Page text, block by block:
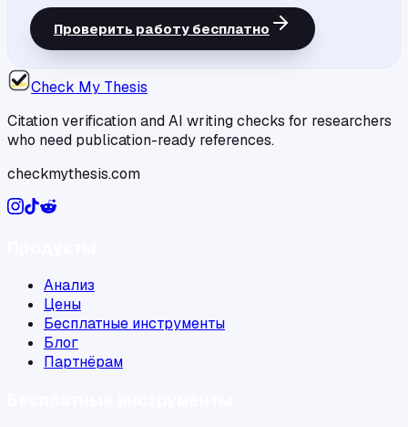
Проверить работу бесплатно
Check My Thesis
Citation verification and AI writing checks for researchers
who need publication-ready references.
checkmythesis.com
Анализ
Цены
Бесплатные инструменты
Блог
Партнёрам